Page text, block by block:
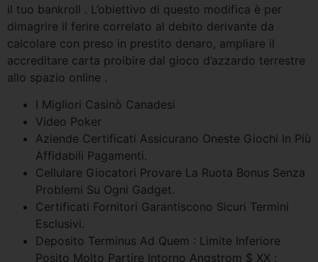
il tuo bankroll . L’obiettivo di questo modifica è per
dimagrire il ferire correlato al debito derivante da
calcolare con preso in prestito denaro, ampliare il
accreditare carta proibire dal gioco d’azzardo terrestre
allo spazio online .
I Migliori Casinò Canadesi
Video Poker
Aziende Certificati Assicurano Oneste Giochi In Più
Affidabili Pagamenti.
Cellulare Giocatori Provare La Ruota Bonus Senza
Problemi Su Ogni Gadget.
Certificati Fornitori Garantiscono Sicuri Termini
Esclusivi.
Deposito Terminus Ad Quem : Limite Inferiore
Posito Molto Partire Intorno Angstrom $ XX ;